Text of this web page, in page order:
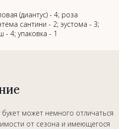
(диантус) - 4; роза
сантини - 2; эустома - 3;
- 4; упаковка - 1
может немного отличаться
от сезона и имеющегося